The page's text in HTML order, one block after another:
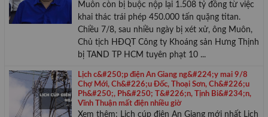
Muôn còn bị buộc nộp lại 1.508 tỷ đồng từ việc
khai thác trái phép 450.000 tấn quặng titan.
Chiều 7/8, sau nhiều ngày bị xét xử, ông Muôn,
Chủ tịch HĐQT Công ty Khoáng sản Hưng Thịnh
bị TAND TP HCM tuyên phạt 10 ...
Lịch c&#250;p điện An Giang ng&#224;y mai 9/8
Chợ Mới, Ch&#226;u Đốc, Thoại Sơn, Ch&#226;u
Ph&#250;, Ph&#250; T&#226;n, Tịnh Bi&#234;n,
Vĩnh Thuận mất điện nhiều giờ
Xem thêm: Lịch cúp điện An Giang mới nhất Lịch